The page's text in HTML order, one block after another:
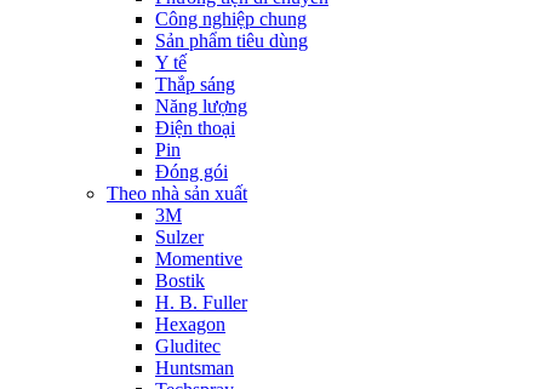
Công nghiệp chung
Sản phẩm tiêu dùng
Y tế
Thắp sáng
Năng lượng
Điện thoại
Pin
Đóng gói
Theo nhà sản xuất
3M
Sulzer
Momentive
Bostik
H. B. Fuller
Hexagon
Gluditec
Huntsman